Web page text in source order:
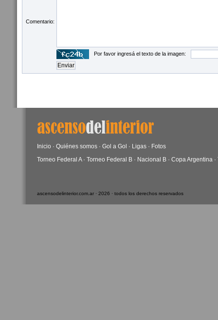
Comentario:
Por favor ingresá el texto de la imagen:
Inicio · Quiénes somos · Gol a Gol · Ligas · Fotos
Torneo Federal A· Torneo Federal B · Nacional B · Copa Argentina ·
ascensodelinterior.com.ar · 2026 · todos los derechos reservados